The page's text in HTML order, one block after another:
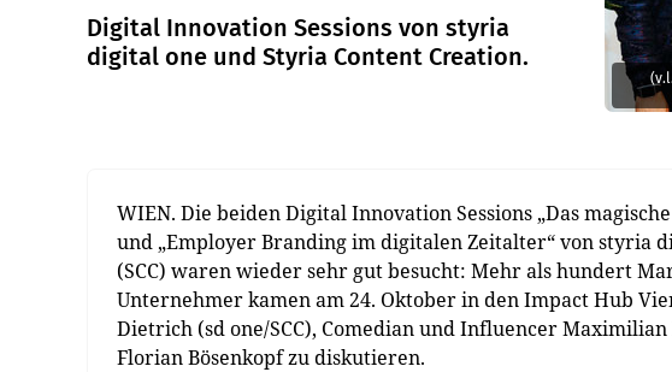
Digital Innovation Sessions von styria
digital one und Styria Content Creation.
WIEN. Die beiden Digital Innovation Sessions „Das
und „Employer Branding im digitalen Zeitalter“ von styria
(SCC) waren wieder sehr gut besucht: Mehr als hundert
Unternehmer kamen am 24. Oktober in den Impact Hub
Dietrich (sd one/SCC), Comedian und Influencer
Florian Bösenkopf zu diskutieren.